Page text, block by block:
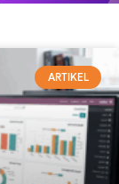
ARTIKEL